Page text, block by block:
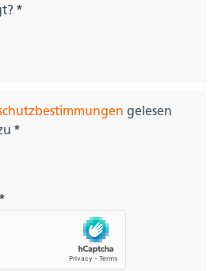
*
gelesen
*
*